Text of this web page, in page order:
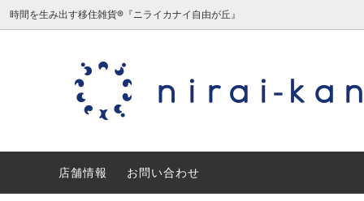
時間を生み出す移住雑貨®『ニライカナイ自由が丘』
沖縄／やちむん
ミニチュア/夏原由記子（旧三毛猫食
堂）
宮城／
沖縄の作り手
店舗情報 お問い合わせ